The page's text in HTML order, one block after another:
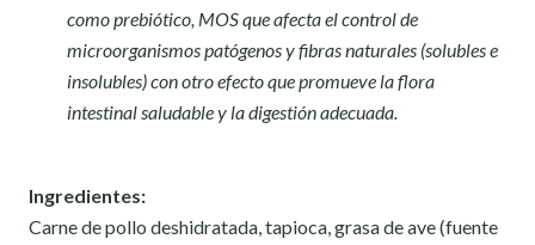
como prebiótico, MOS que afecta el control de
microorganismos patógenos y fibras naturales (solubles e
insolubles) con otro efecto que promueve la flora
intestinal saludable y la digestión adecuada.
Ingredientes:
Carne de pollo deshidratada, tapioca, grasa de ave (fuente